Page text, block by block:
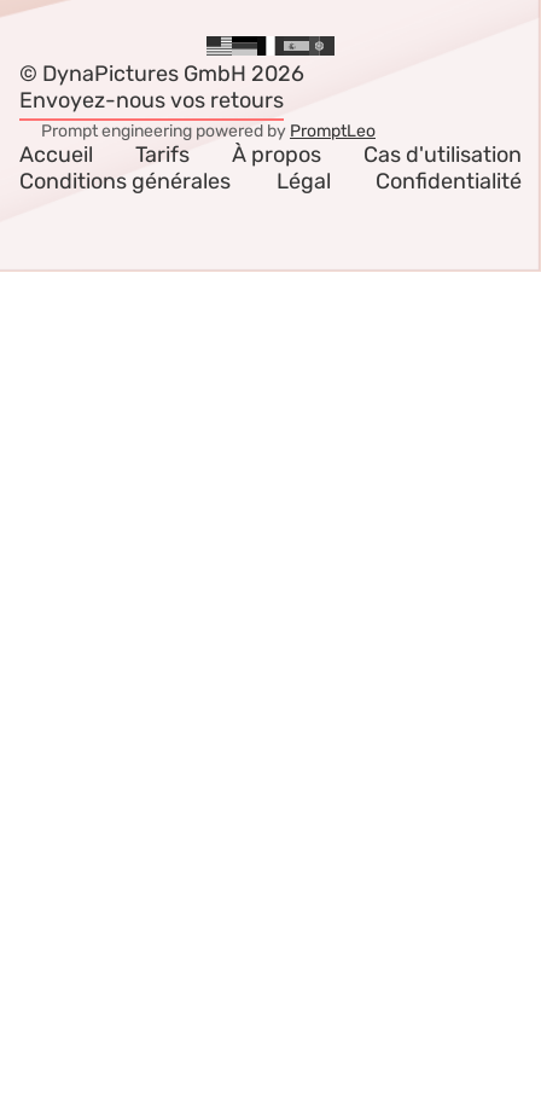
© DynaPictures GmbH 2026
Envoyez-nous vos retours
Prompt engineering powered by PromptLeo
Accueil Tarifs À propos
Cas d'utilisation
Conditions générales
Légal Confidentialité